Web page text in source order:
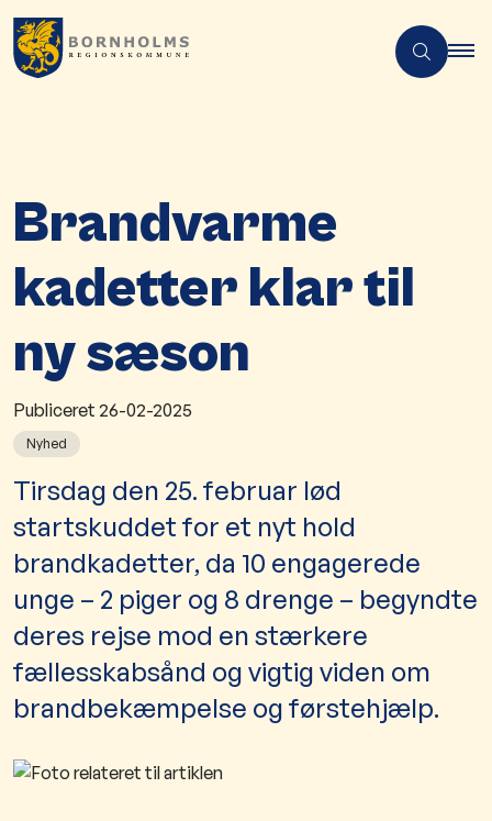
Brandvarme
kadetter klar til
ny sæson
Publiceret 26-02-2025
Nyhed
​​Tirsdag den 25. februar lød
startskuddet for et nyt hold
brandkadetter, da 10 engagerede
unge – 2 piger og 8 drenge – begyndte
deres rejse mod en stærkere
fællesskabsånd og vigtig viden om
brandbekæmpelse og førstehjælp.